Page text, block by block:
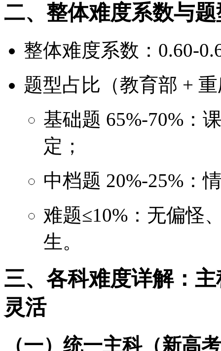
二、整体难度系数与
整体难度系数：0.60-
题型占比（教育部 +
基础题 65%-70%：
定；
中档题 20%-25%：
难题≤10%：无偏怪
生。
三、各科难度详解：
灵活
（一）统一主科（新高